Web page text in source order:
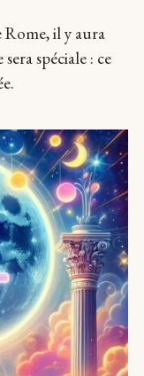
Rome, il y aura
spéciale : ce